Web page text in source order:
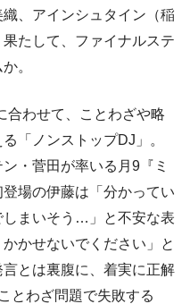
、アインシュタイン（稲
たして、ファイナルステ
。
合わせて、ことわざや略
「ノンストップDJ」。
・菅田が率いる月9『ミ
場の伊藤は「分かってい
しまいそう…」と不安な表
かせないでください」と
とは裏腹に、着実に正解
とわざ問題で失敗する